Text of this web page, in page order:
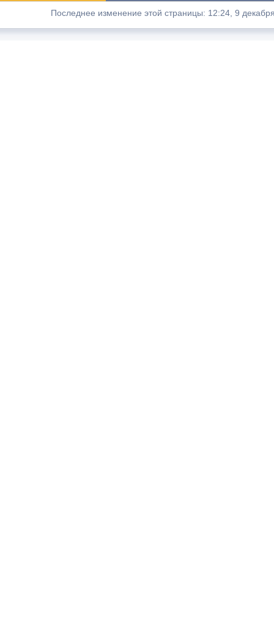
Последнее изменение этой страницы: 12:24, 9